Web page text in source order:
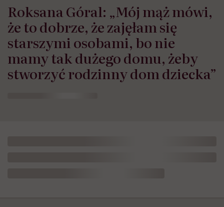
Roksana Góral: „Mój mąż mówi,
że to dobrze, że zajęłam się
starszymi osobami, bo nie
mamy tak dużego domu, żeby
stworzyć rodzinny dom dziecka”